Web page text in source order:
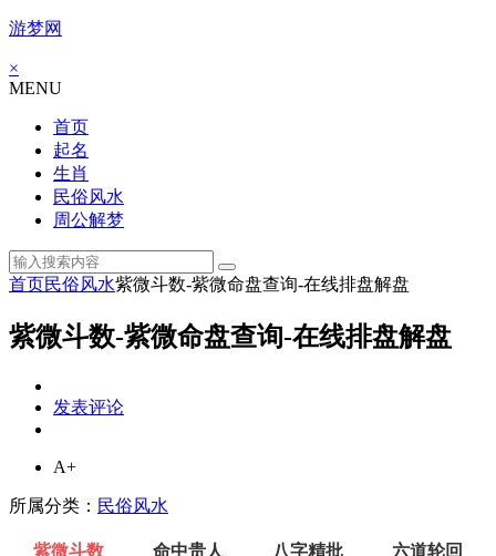
游梦网
×
MENU
首页
起名
生肖
民俗风水
周公解梦
首页民俗风水紫微斗数-紫微命盘查询-在线排盘解盘
紫微斗数-紫微命盘查询-在线排盘解盘
发表评论
A+
所属分类： 民俗风水
紫微斗数 命中贵人 八字精批 六道轮回